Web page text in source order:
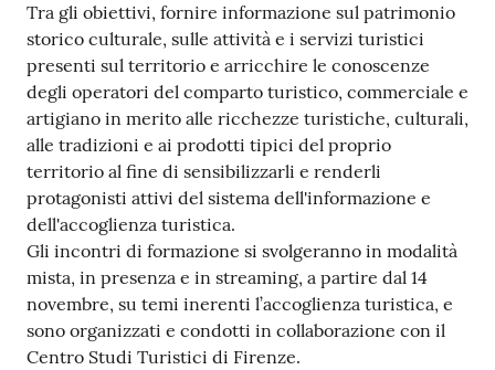
Tra gli obiettivi, fornire informazione sul patrimonio
storico culturale, sulle attività e i servizi turistici
presenti sul territorio e arricchire le conoscenze
degli operatori del comparto turistico, commerciale e
artigiano in merito alle ricchezze turistiche, culturali,
alle tradizioni e ai prodotti tipici del proprio
territorio al fine di sensibilizzarli e renderli
protagonisti attivi del sistema dell'informazione e
dell'accoglienza turistica.
Gli incontri di formazione si svolgeranno in modalità
mista, in presenza e in streaming, a partire dal 14
novembre, su temi inerenti l’accoglienza turistica, e
sono organizzati e condotti in collaborazione con il
Centro Studi Turistici di Firenze.